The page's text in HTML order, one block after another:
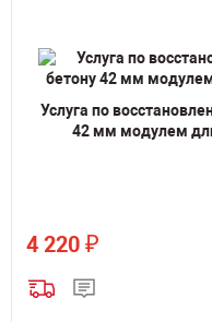
Услуга по
42 мм модулем
4 220 ₽